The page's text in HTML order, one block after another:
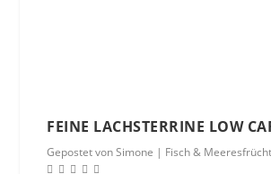
FEINE LACHSTERRINE LOW
Gepostet vonSimone | Fisch &